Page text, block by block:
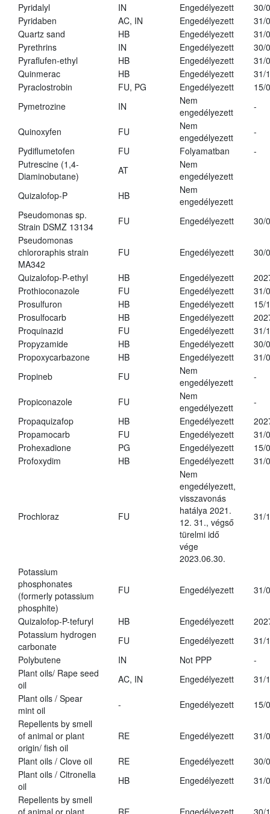
Pyridalyl
IN Engedélyezett
30/
Pyridaben
AC, IN Engedélyezett
31/
Quartz sand
HB Engedélyezett
31/
Pyrethrins
IN Engedélyezett
30/
Pyraflufen-ethyl
HB Engedélyezett
31/
Quinmerac
HB Engedélyezett
31/
Pyraclostrobin
FU, PG Engedélyezett
15/
Pymetrozine
IN
Nem
engedélyezett
-
Quinoxyfen FU
Nem
engedélyezett
-
Pydiflumetofen
FU Folyamatban
-
Putrescine (1,4-
Diaminobutane)
AT
Nem
engedélyezett
Quizalofop-P
HB
Nem
engedélyezett
Pseudomonas sp.
Strain DSMZ 13134
FU Engedélyezett
30/
Pseudomonas
chlororaphis strain
MA342
FU Engedélyezett 30/
Quizalofop-P-ethyl HB Engedélyezett
Prothioconazole
FU Engedélyezett
31/
Prosulfuron
HB Engedélyezett
15/
Prosulfocarb
HB Engedélyezett
Proquinazid
FU Engedélyezett
31/
Propyzamide
HB Engedélyezett
30/
Propoxycarbazone
HB Engedélyezett
31/
Propineb
FU
Nem
engedélyezett
-
Propiconazole FU
Nem
engedélyezett
-
Propaquizafop
HB Engedélyezett
Propamocarb
FU Engedélyezett
31/
Prohexadione
PG Engedélyezett
15/
Profoxydim
HB Engedélyezett 31/
Prochloraz FU
Nem
engedélyezett,
visszavonás
hatálya 2021.
12. 31., végső
türelmi idő
vége
2023.06.30.
31/
Potassium
phosphonates
(formerly potassium
phosphite)
FU Engedélyezett 31/
Quizalofop-P-tefuryl HB Engedélyezett
Potassium hydrogen
carbonate
FU Engedélyezett
31/
Polybutene
IN Not PPP
-
Plant oils/ Rape seed
oil
AC, IN Engedélyezett
31/
Plant oils / Spear
mint oil
- Engedélyezett
15/
Repellents by smell
of animal or plant
origin/ fish oil
RE Engedélyezett 31/
Plant oils / Clove oil RE Engedélyezett
30/
Plant oils / Citronella
oil
HB Engedélyezett
31/
Repellents by smell